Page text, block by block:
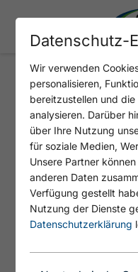
SHORT
Die Route mündet
Datenschutz-
Wir verwenden
personalisieren,
bereitzustellen und
analysieren. Darüber
über Ihre Nutzung
für soziale Medien,
Unsere Partner
anderen Daten
Verfügung gestellt
Nutzung der Dienste
Datenschutzerklärung